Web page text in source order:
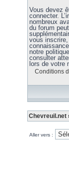
Vous devez
connecter.
nombreux
du forum
vous inscrire,
notre
consulter
lors de votre
Conditions
Chevreuil.net
Aller vers :